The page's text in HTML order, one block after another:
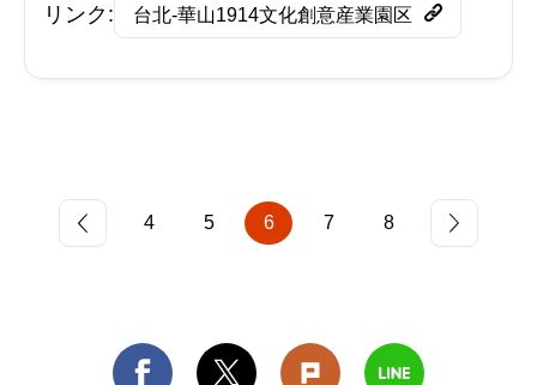
リンク: 台北-華山1914文化創意産業園区
4 5 6 7 8